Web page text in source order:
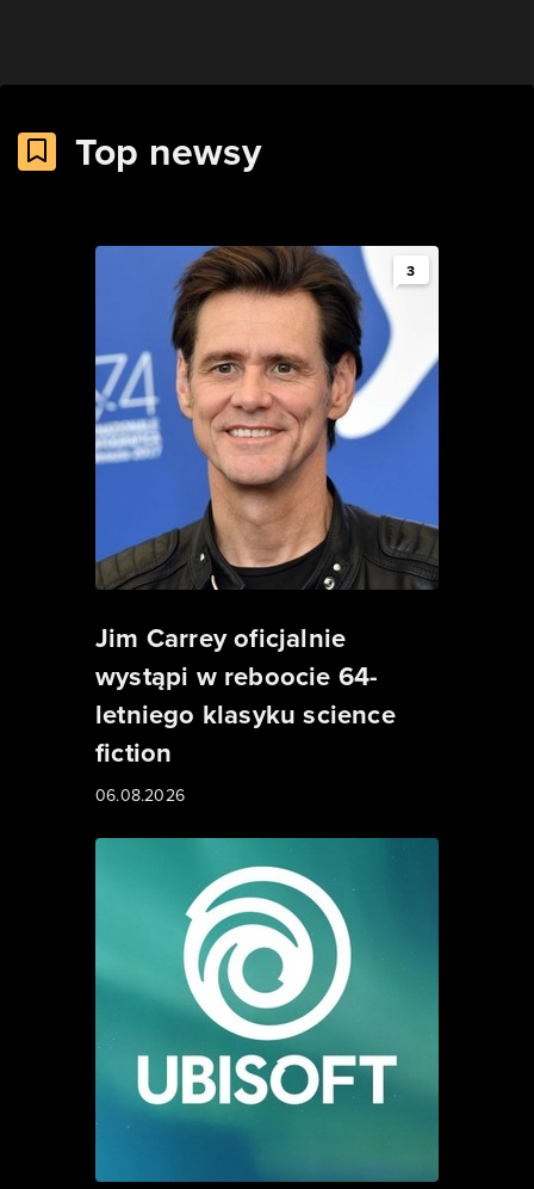
Top newsy
3
Jim Carrey oficjalnie
wystąpi w reboocie 64-
letniego klasyku science
fiction
06.08.2026